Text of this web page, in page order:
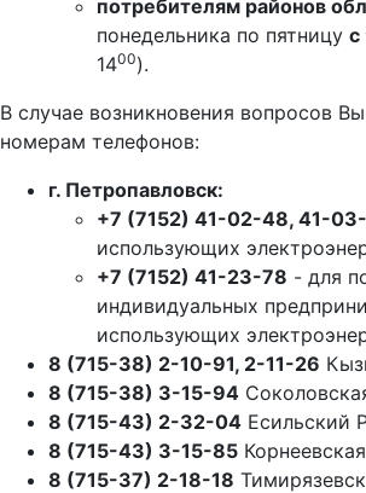
потребителям районов
понедельника по пятницу с
1400).
В случае возникновения вопросов
номерам телефонов:
г. Петропавловск:
+7 (7152) 41-02-48, 41-
использующих
+7 (7152) 41-23-78 - для
индивидуальных
использующих
8 (715-38) 2-10-91, 2-11-26
8 (715-38) 3-15-94
8 (715-43) 2-32-04 Есильский
8 (715-43) 3-15-85
8 (715-37) 2-18-18